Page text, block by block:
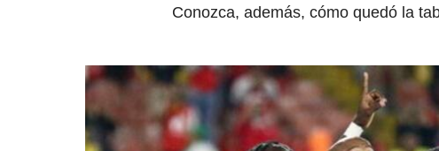
Conozca, además, cómo quedó la